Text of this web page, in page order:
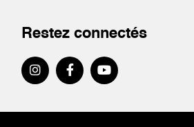
Restez connectés